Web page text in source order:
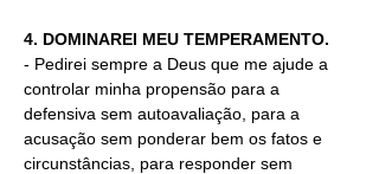
4. DOMINAREI MEU TEMPERAMENTO.
- Pedirei sempre a Deus que me ajude a
controlar minha propensão para a
defensiva sem autoavaliação, para a
acusação sem ponderar bem os fatos e
circunstâncias, para responder sem